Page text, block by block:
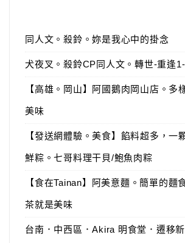
同人文。殺鈴。妳是我心中的掛念
犬夜叉。殺鈴CP同人文。轉世-重逢
【高雄。岡山】阿國鵝肉岡山店。多
美味
【發送網體驗。美食】餡料超多，一
鮮粽。七哥料理干貝/鮑魚肉粽
【食在Tainan】阿美意麵。簡單的麵
茶就是美味
台南．中西區．Akira 明食堂．遷移新